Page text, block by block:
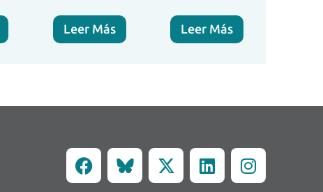
Leer Más Leer Más